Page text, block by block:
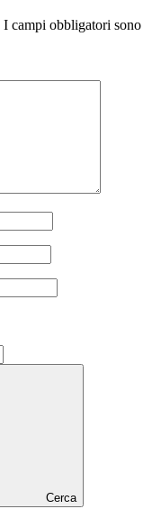
I campi obbligatori sono
Cerca